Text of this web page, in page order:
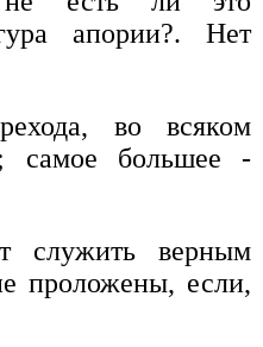
апории?. Нет
во всяком
самое большее -
служить верным
проложены, если,